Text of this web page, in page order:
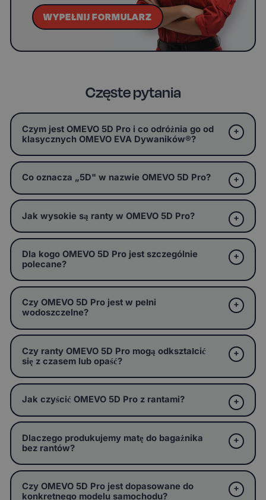
WYPEŁNIJ FORMULARZ
Częste pytania
Czym jest OMEVO 5D Pro i co odróżnia go od
klasycznych OMEVO EVA Dywaników®?
Co oznacza „5D" w nazwie OMEVO 5D Pro?
Jak wysokie są ranty w OMEVO 5D Pro?
Dla kogo OMEVO 5D Pro jest szczególnie
polecane?
Czy OMEVO 5D Pro jest w pełni
wodoszczelne?
Czy ranty OMEVO 5D Pro mogą odkształcić
się z czasem lub opaść?
Jak czyścić OMEVO 5D Pro z rantami?
Dlaczego produkujemy matę do bagażnika
bez rantów?
Czy OMEVO 5D Pro jest dopasowane do
konkretnego modelu samochodu?